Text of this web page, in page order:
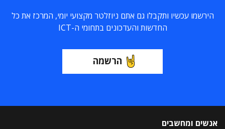
הירשמו עכשיו ותקבלו גם אתם ניוזלטר מקצועי יומי, המרכז את כל
החדשות והעדכונים בתחומי ה-ICT
הרשמה
אנשים ומחשבים